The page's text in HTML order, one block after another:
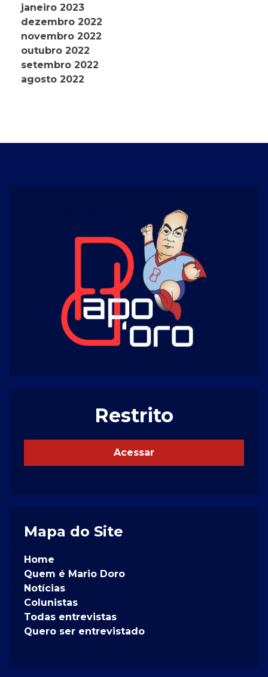
janeiro 2023
dezembro 2022
novembro 2022
outubro 2022
setembro 2022
agosto 2022
Restrito
Acessar
Mapa do Site
Home
Quem é Mario Doro
Notícias
Colunistas
Todas entrevistas
Quero ser entrevistado